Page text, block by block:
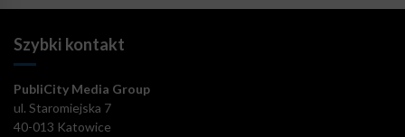
Szybki kontakt
PubliCity Media Group
ul. Staromiejska 7
40-013 Katowice